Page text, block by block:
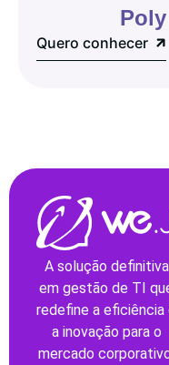
Quero conhecer
A solução definitiva
em gestão de TI
redefine a eficiência
a inovação para o
mercado